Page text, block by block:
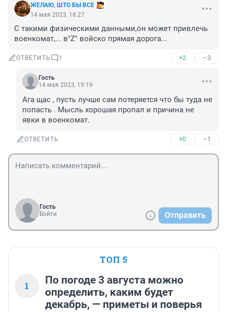
ЖЕЛАЮ, ШТО БЫ ВСЕ
14 мая 2023, 18:27
С такими физическими данными,он может привлечь
военкомат,... в"Z" войско прямая дорога...
ОТВЕТИТЬ 1 +2 –3
Гость
14 мая 2023, 19:19
Ага щас , пусть лучше сам потеряется что бы туда не
попасть . Мысль хорошая пропал и причина не
явки в военкомат.
ОТВЕТИТЬ +0 –1
Гость
Войти
Отправить
ТОП 5
1
По погоде 3 августа можно
определить, каким будет
декабрь, — приметы и поверья